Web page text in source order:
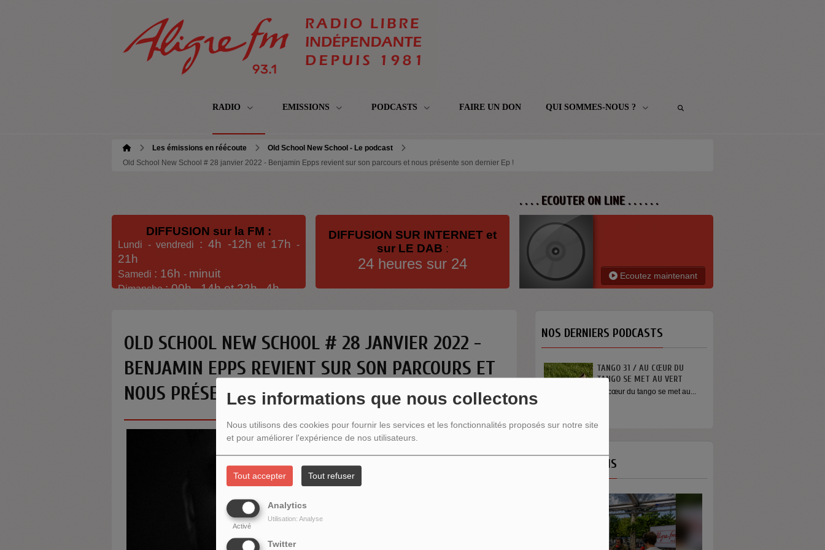
Les informations que nous collectons
Nous utilisons des cookies pour fournir les services et les fonctionnalités proposés sur notre site
et pour améliorer l'expérience de nos utilisateurs.
Tout accepter Tout refuser
Analytics
Activé
Utilisation: Analyse
Twitter
RADIO EMISSIONS PODCASTS FAIRE UN DON QUI SOMMES-NOUS ?
Les émissions en réécoute
Old School New School - Le podcast
Old School New School # 28 janvier 2022 - Benjamin Epps revient sur son parcours et nous présente son dernier Ep !
DIFFUSION sur la FM :
Lundi - vendredi : 4h -12h et 17h -
21h
Samedi : 16h - minuit
Dimanche: 00h -14h et 22h-4h
DIFFUSION SUR INTERNET et
sur LE DAB :
24 heures sur 24
. . . . ECOUTER ON LINE . . . . . .
Ecoutez maintenant
OLD SCHOOL NEW SCHOOL # 28 JANVIER 2022 -
BENJAMIN EPPS REVIENT SUR SON PARCOURS ET
NOUS PRÉSENTE SON DERNIER EP !
NOS DERNIERS PODCASTS
TANGO 31 / AU CŒUR DU
TANGO SE MET AU VERT
Au cœur du tango se met au...
NOS ÉMISSIONS